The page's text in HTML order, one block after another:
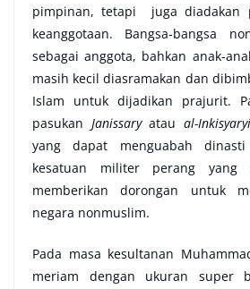
pimpinan, tetapi juga diadakan
keanggotaan. Bangsa-bangsa
sebagai anggota, bahkan anak-
masih kecil diasramakan dan
Islam untuk dijadikan prajurit.
pasukan Janissaryatau al-
yang dapat menguabah
kesatuan militer perang yang
memberikan dorongan untuk
negara nonmuslim.
Pada masa kesultanan
meriam dengan ukuran super